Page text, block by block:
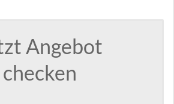
Angebot
checken